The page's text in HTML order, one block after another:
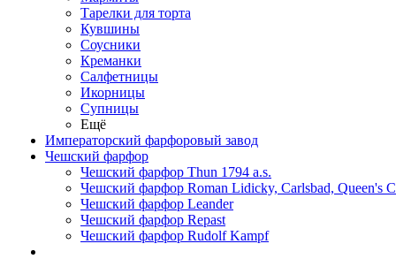
Тарелки для торта
Кувшины
Соусники
Креманки
Салфетницы
Икорницы
Супницы
Ещё
Императорский фарфоровый завод
Чешский фарфор
Чешский фарфор Thun 1794 a.s.
Чешский фарфор Roman Lidicky, Carlsbad, Queen's
Чешский фарфор Leander
Чешский фарфор Repast
Чешский фарфор Rudolf Kampf